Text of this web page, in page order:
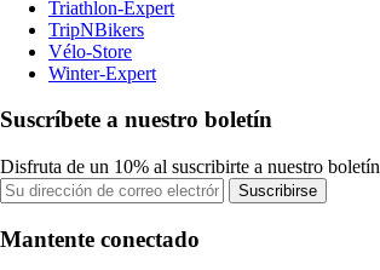
Triathlon-Expert
TripNBikers
Vélo-Store
Winter-Expert
Suscríbete a nuestro boletín
Disfruta de un 10% al suscribirte a nuestro boletín
Suscribirse
Mantente conectado